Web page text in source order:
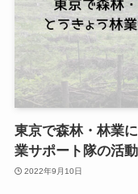
東京で森林・林業
業サポート隊の活
2022年9月10日